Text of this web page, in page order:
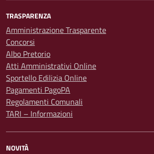
TRASPARENZA
Amministrazione Trasparente
Concorsi
Albo Pretorio
Atti Amministrativi Online
Sportello Edilizia Online
Pagamenti PagoPA
Regolamenti Comunali
TARI – Informazioni
NOVITÀ